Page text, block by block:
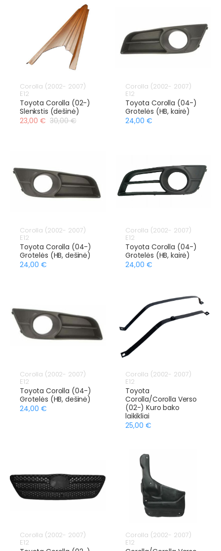
Corolla (2002- 2007)
E12
Toyota Corolla (02-)
Slenkstis (dešinė)
23,00 € 30,00 €
Corolla (2002- 2007)
E12
Toyota Corolla (04-)
Grotelės (HB, kairė)
24,00 €
Corolla (2002- 2007)
E12
Toyota Corolla (04-)
Grotelės (HB, dešinė)
24,00 €
Corolla (2002- 2007)
E12
Toyota Corolla (04-)
Grotelės (HB, kairė)
24,00 €
Corolla (2002- 2007)
E12
Toyota Corolla (04-)
Grotelės (HB, dešinė)
24,00 €
Corolla (2002- 2007)
E12
Toyota
Corolla/Corolla Verso
(02-) Kuro bako
laikikliai
25,00 €
Corolla (2002- 2007)
E12
Corolla (2002- 2007)
E12